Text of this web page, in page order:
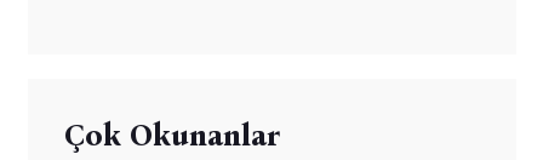
Çok Okunanlar